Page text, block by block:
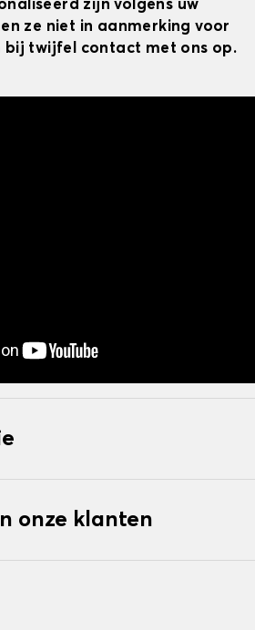
zijn volgens uw
ze niet in aanmerking voor
bij twijfel contact met ons op.
onze klanten